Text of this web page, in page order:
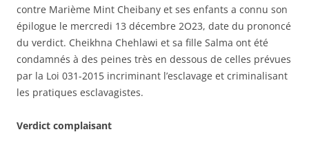
contre Marième Mint Cheibany et ses enfants a connu son
épilogue le mercredi 13 décembre 2O23, date du prononcé
du verdict. Cheikhna Chehlawi et sa fille Salma ont été
condamnés à des peines très en dessous de celles prévues
par la Loi 031-2015 incriminant l’esclavage et criminalisant
les pratiques esclavagistes.
Verdict complaisant